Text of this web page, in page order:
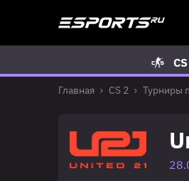
Главная CS 2 Турниры